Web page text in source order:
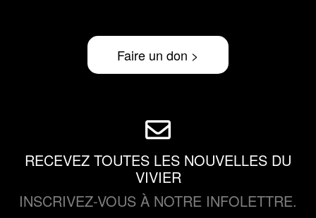
Faire un don >
RECEVEZ TOUTES LES NOUVELLES DU
VIVIER
INSCRIVEZ-VOUS À NOTRE INFOLETTRE.